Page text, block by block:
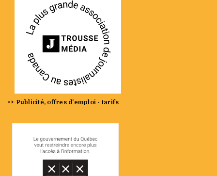
>> Publicité, offres d'emploi - tarifs